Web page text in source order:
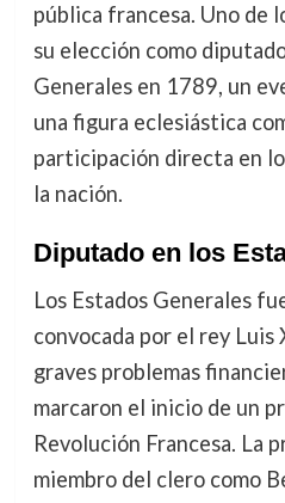
pública francesa. Uno de
su elección como
Generales en 1789, un
una figura eclesiástica
participación directa en
la nación.
Diputado en los
Los Estados Generales
convocada por el rey
graves problemas
marcaron el inicio de un
Revolución Francesa. La
miembro del clero como